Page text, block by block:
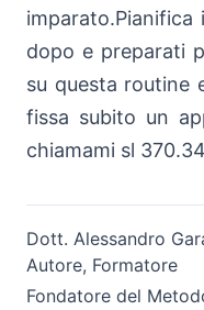
dopo e preparati
su questa routine
fissa subito un
chiamami sl
Dott. Alessandro
Autore, Formatore
Fondatore del